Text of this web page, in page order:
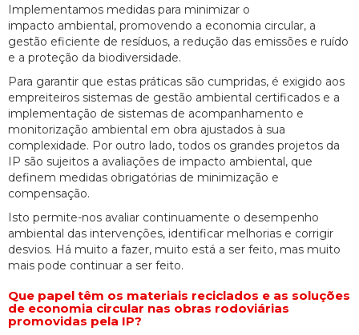
Implementamos medidas para minimizar o
impacto ambiental, promovendo a economia circular, a
gestão eficiente de resíduos, a redução das emissões e ruído
e a proteção da biodiversidade.
Para garantir que estas práticas são cumpridas, é exigido aos
empreiteiros sistemas de gestão ambiental certificados e a
implementação de sistemas de acompanhamento e
monitorização ambiental em obra ajustados à sua
complexidade. Por outro lado, todos os grandes projetos da
IP são sujeitos a avaliações de impacto ambiental, que
definem medidas obrigatórias de minimização e
compensação.
Isto permite-nos avaliar continuamente o desempenho
ambiental das intervenções, identificar melhorias e corrigir
desvios. Há muito a fazer, muito está a ser feito, mas muito
mais pode continuar a ser feito.
Que papel têm os materiais reciclados e as soluções
de economia circular nas obras rodoviárias
promovidas pela IP?